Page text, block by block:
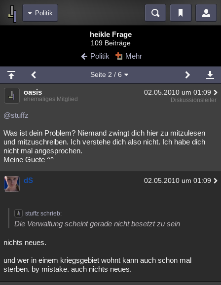
Politik
Blogs Videos
Chat Wiki Neuigkeiten
meine Rubriken
Menschen Mystery Kriminalfälle
Spiritualität
Natur Umfragen Unterhaltung
weitere Rubriken
Philosophie
Astronomie Gaming Filme
Übersichten
heikle Frage
109 Beiträge
Politik Mehr
Seite 2 / 6
oasis 02.05.2010 um 01:09
ehemaliges Mitglied Diskussionsleiter
@stuffz
Was ist dein Problem? Niemand zwingt dich hier zu mitzulesen
und mitzuschreiben. Ich verstehe dich also nicht. Ich habe dich
nicht mal angesprochen.
Meine Guete ^^
dS 02.05.2010 um 01:09
stuffz schrieb:
Die Verwaltung scheint gerade nicht besetzt zu sein
nichts neues.
und wer in einem kriegsgebiet wohnt kann auch schon mal
sterben. by mistake. auch nichts neues.